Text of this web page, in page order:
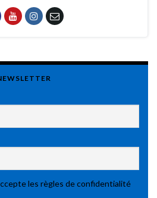
les règles de confidentialité